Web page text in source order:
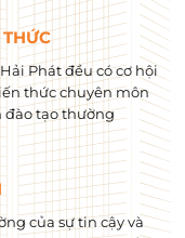
Phát đều có cơ hội
​​thức chuyên môn
đào tạo thường
của sự tin cậy và